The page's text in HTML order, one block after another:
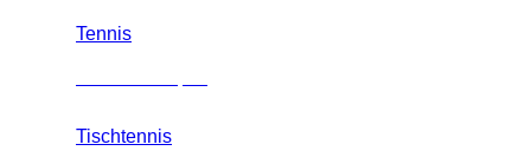
Tennis
Tischtennis